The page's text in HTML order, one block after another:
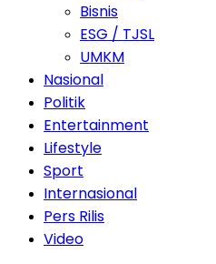
Bisnis
ESG / TJSL
UMKM
Nasional
Politik
Entertainment
Lifestyle
Sport
Internasional
Pers Rilis
Video